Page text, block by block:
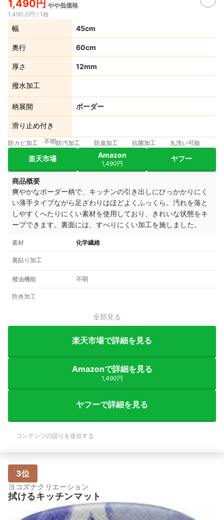
1,490円 やや低価格
1,490.0円 / 1枚
幅 45cm
奥行 60cm
厚さ 12mm
撥水加工
柄展開 ボーダー
滑り止め付き
防カビ加工 不明防汚加工 防臭加工 抗菌加工 丸洗い可能
楽天市場 Amazon
1,490円
ヤフー
商品概要
爽やかなボーダー柄で、キッチンの引き出しにひっかかりにく
い薄手タイプながら足ざわりはほどよくふっくら。 汚れを落と
しやすくへたりにくい素材を使用しており、きれいな状態をキ
ープできます。 裏面には、すべりにくい加工を施しました。
素材 化学繊維
裏貼り加工
撥油機能 不明
防炎加工
全部見る
楽天市場で詳細を見る
Amazonで詳細を見る
1,490円
ヤフーで詳細を見る
コンテンツの誤りを送信する
3位
ヨコズナクリエーション
拭けるキッチンマット